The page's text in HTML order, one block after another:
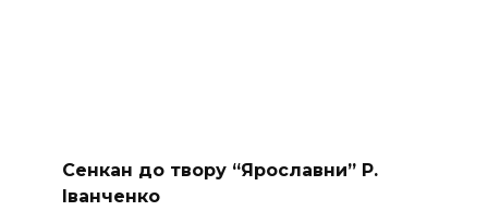
Сенкан до твору “Ярославни” Р.
Іванченко